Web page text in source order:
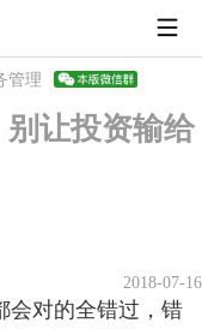
管理
让投资输给
2018-07-16
会对的全错过，错